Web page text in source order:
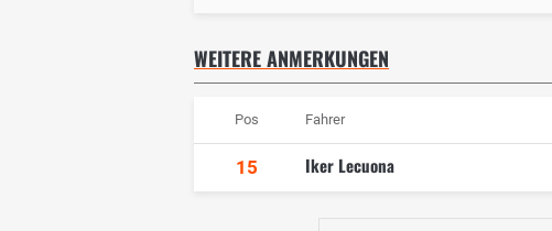
WEITERE ANMERKUNGEN
Pos Fahrer
15 Iker Lecuona